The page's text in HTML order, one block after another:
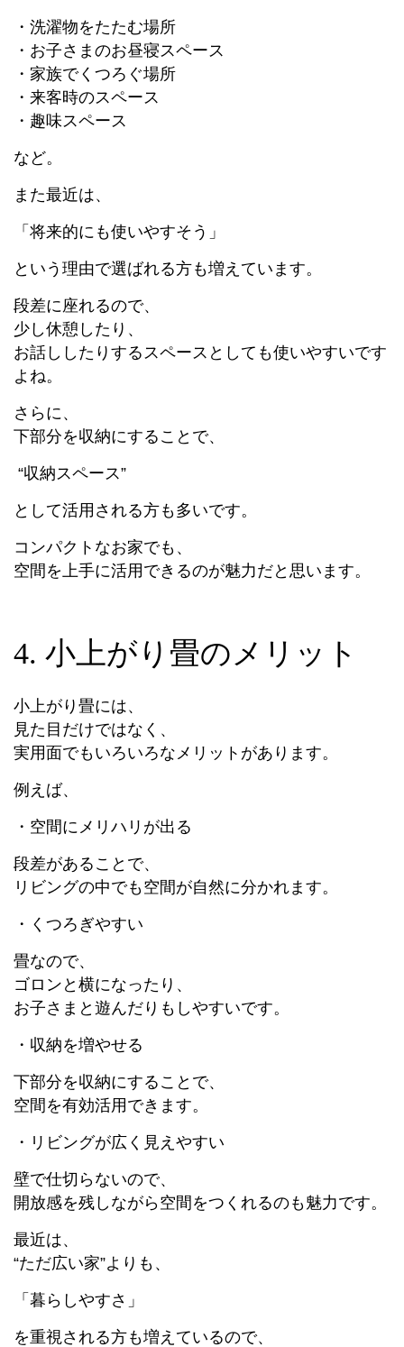
・洗濯物をたたむ場所
・お子さまのお昼寝スペース
・家族でくつろぐ場所
・来客時のスペース
・趣味スペース
など。
また最近は、
「将来的にも使いやすそう」
という理由で選ばれる方も増えています。
段差に座れるので、
少し休憩したり、
お話ししたりするスペースとしても使いやすいです
よね。
さらに、
下部分を収納にすることで、
“収納スペース”
として活用される方も多いです。
コンパクトなお家でも、
空間を上手に活用できるのが魅力だと思います。
4. 小上がり畳のメリット
小上がり畳には、
見た目だけではなく、
実用面でもいろいろなメリットがあります。
例えば、
・空間にメリハリが出る
段差があることで、
リビングの中でも空間が自然に分かれます。
・くつろぎやすい
畳なので、
ゴロンと横になったり、
お子さまと遊んだりもしやすいです。
・収納を増やせる
下部分を収納にすることで、
空間を有効活用できます。
・リビングが広く見えやすい
壁で仕切らないので、
開放感を残しながら空間をつくれるのも魅力です。
最近は、
“ただ広い家”よりも、
「暮らしやすさ」
を重視される方も増えているので、